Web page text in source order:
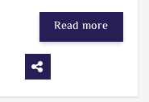
Read more